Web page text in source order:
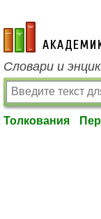
academic.ru
Словари и
Толкования